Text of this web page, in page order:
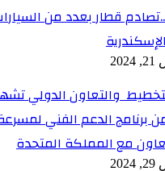
قطار بعدد من
والتعاون الدولي
من برنامج الدعم الفني